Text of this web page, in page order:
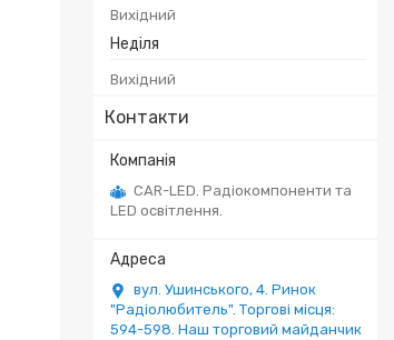
Вихідний
Неділя
Вихідний
Контакти
CAR-LED. Радіокомпоненти та
LED освітлення.
вул. Ушинського, 4. Ринок
"Радіолюбитель". Торгові місця:
594-598. Наш торговий майданчик